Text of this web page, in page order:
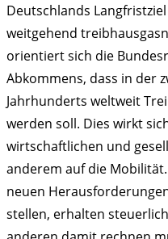
Deutschlands
weitgehend
orientiert sich die
Abkommens, dass in der
Jahrhunderts weltweit
werden soll. Dies wirkt
wirtschaftlichen und
anderem auf die
neuen
stellen, erhalten